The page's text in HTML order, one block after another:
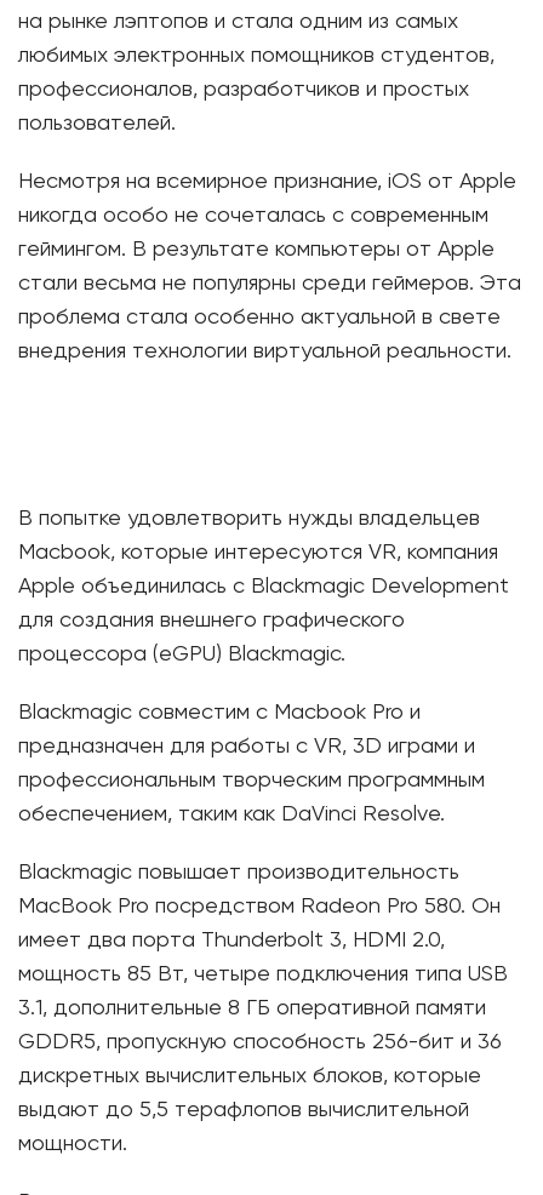
на рынке лэптопов и стала одним из самых
любимых электронных помощников студентов,
профессионалов, разработчиков и простых
пользователей.
Несмотря на всемирное признание, iOS от Apple
никогда особо не сочеталась с современным
геймингом. В результате компьютеры от Apple
стали весьма не популярны среди геймеров. Эта
проблема стала особенно актуальной в свете
внедрения технологии виртуальной реальности.
В попытке удовлетворить нужды владельцев
Macbook, которые интересуются VR, компания
Apple объединилась с Blackmagic Development
для создания внешнего графического
процессора (eGPU) Blackmagic.
Blackmagic совместим с Macbook Pro и
предназначен для работы с VR, 3D играми и
профессиональным творческим программным
обеспечением, таким как DaVinci Resolve.
Blackmagic повышает производительность
MacBook Pro посредством Radeon Pro 580. Он
имеет два порта Thunderbolt 3, HDMI 2.0,
мощность 85 Вт, четыре подключения типа USB
3.1, дополнительные 8 ГБ оперативной памяти
GDDR5, пропускную способность 256-бит и 36
дискретных вычислительных блоков, которые
выдают до 5,5 терафлопов вычислительной
мощности.